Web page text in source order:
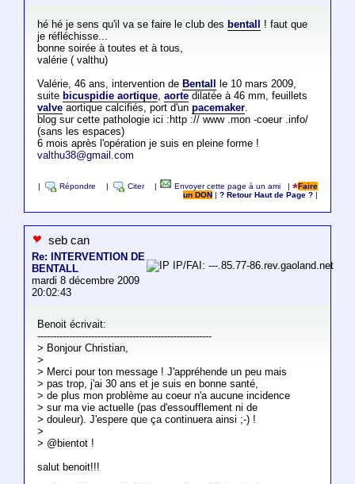
hé hé je sens qu'il va se faire le club des bentall
! faut que
je réfléchisse...
bonne soirée à toutes et à tous,
valérie ( valthu)
Valérie, 46 ans, intervention de Bentall
le 10 mars 2009,
suite bicuspidie aortique, aortedilatée à 46 mm, feuillets
valveaortique calcifiés, port d'un pacemaker.
blog sur cette pathologie ici :http :// www .mon -coeur .info/
(sans les espaces)
6 mois après l'opération je suis en pleine forme !
valthu38@gmail.com
Répondre Citer Envoyer cette page à un ami |
Faire
un DON
|? Retour Haut de Page ?
seb can
Re: INTERVENTION DE
BENTALL
mardi 8 décembre 2009
20:02:43
IP/FAI: ---.85.77-86.rev.gaoland.net
Benoit écrivait:
-------------------------------------------------------
> Bonjour Christian,
>
> Merci pour ton message ! J'appréhende un peu mais
> pas trop, j'ai 30 ans et je suis en bonne santé,
> de plus mon problème au coeur n'a aucune incidence
> sur ma vie actuelle (pas d'essoufflement ni de
> douleur). J'espere que ça continuera ainsi ;-) !
>
> @bientot !
salut benoit!!!